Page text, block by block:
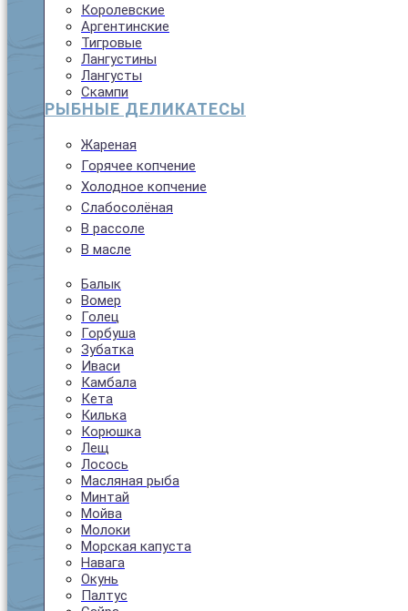
Королевские
Аргентинские
Тигровые
Лангустины
Лангусты
Скампи
РЫБНЫЕ ДЕЛИКАТЕСЫ
Жареная
Горячее копчение
Холодное копчение
Слабосолёная
В рассоле
В масле
Балык
Вомер
Голец
Горбуша
Зубатка
Иваси
Камбала
Кета
Килька
Корюшка
Лещ
Лосось
Масляная рыба
Минтай
Мойва
Молоки
Морская капуста
Навага
Окунь
Палтус